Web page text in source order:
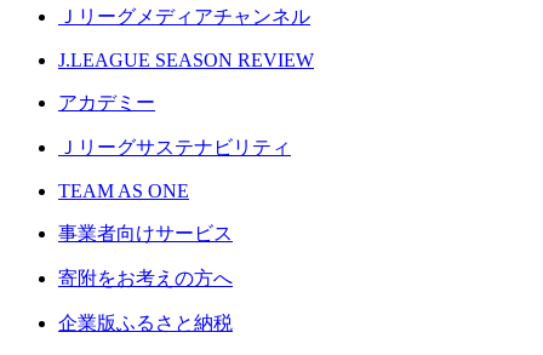
Ｊリーグメディアチャンネル
J.LEAGUE SEASON REVIEW
アカデミー
Ｊリーグサステナビリティ
TEAM AS ONE
事業者向けサービス
寄附をお考えの方へ
企業版ふるさと納税